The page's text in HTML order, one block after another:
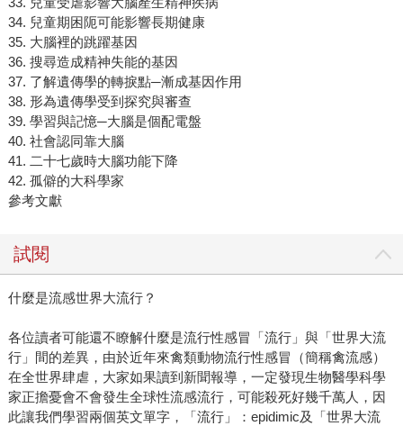
34. 兒童期困阨可能影響長期健康
35. 大腦裡的跳躍基因
36. 搜尋造成精神失能的基因
37. 了解遺傳學的轉捩點─漸成基因作用
38. 形為遺傳學受到探究與審查
39. 學習與記憶─大腦是個配電盤
40. 社會認同靠大腦
41. 二十七歲時大腦功能下降
42. 孤僻的大科學家
參考文獻
試閱
什麼是流感世界大流行？
各位讀者可能還不瞭解什麼是流行性感冒「流行」與「世界大流
行」間的差異，由於近年來禽類動物流行性感冒（簡稱禽流感）
在全世界肆虐，大家如果讀到新聞報導，一定發現生物醫學科學
家正擔憂會不會發生全球性流感流行，可能殺死好幾千萬人，因
此讓我們學習兩個英文單字，「流行」：epidimic及「世界大流